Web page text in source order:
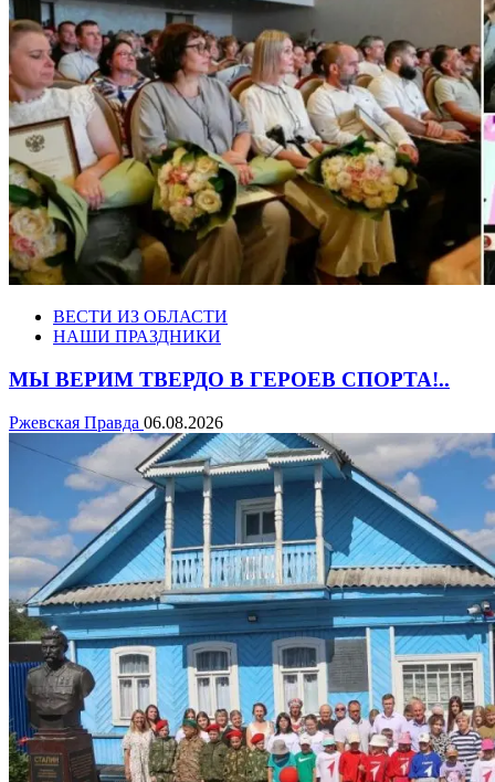
ВЕСТИ ИЗ ОБЛАСТИ
НАШИ ПРАЗДНИКИ
МЫ ВЕРИМ ТВЕРДО В ГЕРОЕВ СПОРТА!..
Ржевская Правда 06.08.2026